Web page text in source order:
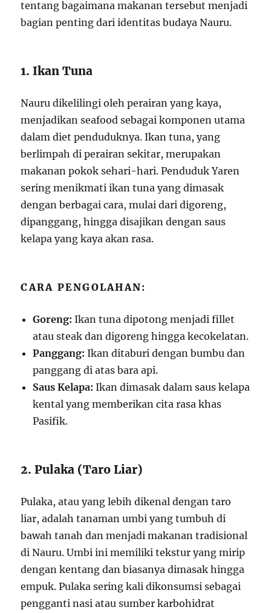
tentang bagaimana makanan tersebut menjadi
bagian penting dari identitas budaya Nauru.
1. Ikan Tuna
Nauru dikelilingi oleh perairan yang kaya,
menjadikan seafood sebagai komponen utama
dalam diet penduduknya. Ikan tuna, yang
berlimpah di perairan sekitar, merupakan
makanan pokok sehari-hari. Penduduk Yaren
sering menikmati ikan tuna yang dimasak
dengan berbagai cara, mulai dari digoreng,
dipanggang, hingga disajikan dengan saus
kelapa yang kaya akan rasa.
CARA PENGOLAHAN:
Goreng: Ikan tuna dipotong menjadi fillet
atau steak dan digoreng hingga kecokelatan.
Panggang: Ikan ditaburi dengan bumbu dan
panggang di atas bara api.
Saus Kelapa: Ikan dimasak dalam saus kelapa
kental yang memberikan cita rasa khas
Pasifik.
2. Pulaka (Taro Liar)
Pulaka, atau yang lebih dikenal dengan taro
liar, adalah tanaman umbi yang tumbuh di
bawah tanah dan menjadi makanan tradisional
di Nauru. Umbi ini memiliki tekstur yang mirip
dengan kentang dan biasanya dimasak hingga
empuk. Pulaka sering kali dikonsumsi sebagai
pengganti nasi atau sumber karbohidrat